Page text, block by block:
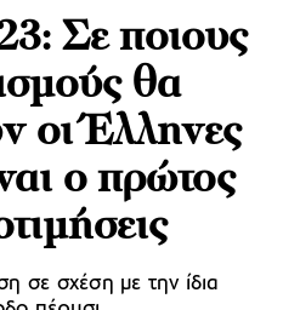
Σε ποιους
θα
οι Έλληνες
ο πρώτος
σε σχέση με την ίδια